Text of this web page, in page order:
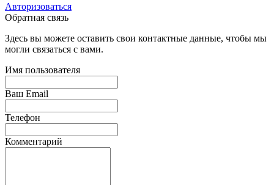
Авторизоваться
Обратная связь
Здесь вы можете оставить свои контактные данные, чтобы мы
могли связаться с вами.
Имя пользователя
Ваш Email
Телефон
Комментарий